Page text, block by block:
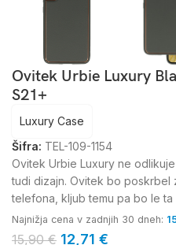
Ovitek Urbie Luxury
S21+
Luxury Case
Šifra: TEL-109-1154
Ovitek Urbie Luxury ne
tudi dizajn. Ovitek bo poskrbel
telefona, kljub temu pa bo le
Najnižja cena v zadnjih 30 dneh:
15,90€ 12,71 €